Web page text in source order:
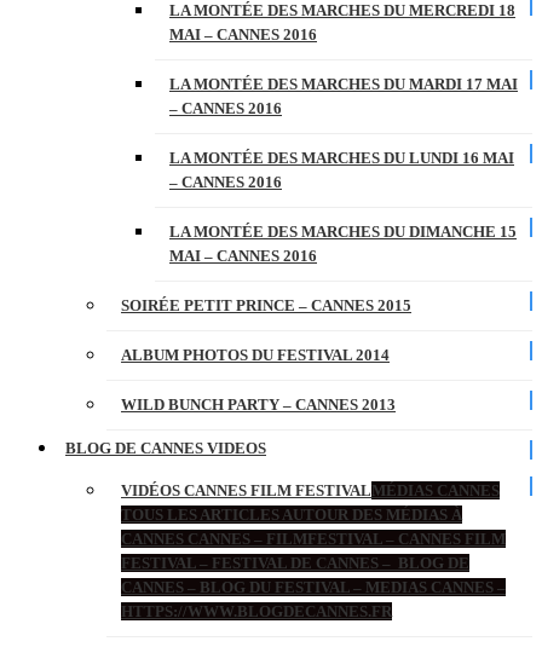
LA MONTÉE DES MARCHES DU MERCREDI 18
MAI – CANNES 2016
LA MONTÉE DES MARCHES DU MARDI 17 MAI
– CANNES 2016
LA MONTÉE DES MARCHES DU LUNDI 16 MAI
– CANNES 2016
LA MONTÉE DES MARCHES DU DIMANCHE 15
MAI – CANNES 2016
SOIRÉE PETIT PRINCE – CANNES 2015
ALBUM PHOTOS DU FESTIVAL 2014
WILD BUNCH PARTY – CANNES 2013
BLOG DE CANNES VIDEOS
VIDÉOS CANNES FILM FESTIVALMÉDIAS CANNES
TOUS LES ARTICLES AUTOUR DES MÉDIAS À
CANNES CANNES – FILMFESTIVAL – CANNES FILM
FESTIVAL – FESTIVAL DE CANNES – BLOG DE
CANNES – BLOG DU FESTIVAL – MEDIAS CANNES –
HTTPS://WWW.BLOGDECANNES.FR